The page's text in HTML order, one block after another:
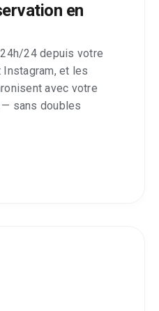
en
24 depuis votre
et les
avec votre
sans doubles